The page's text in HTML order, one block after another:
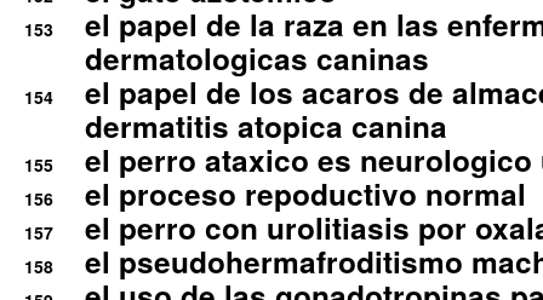
153
el papel de la raza en las
dermatologicas caninas
154
el papel de los acaros de
dermatitis atopica canina
155 el perro ataxico es
156 el proceso repoductivo normal
157 el perro con urolitiasis por
158 el pseudohermafroditismo